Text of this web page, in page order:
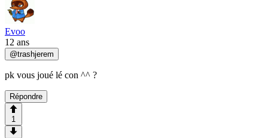
Evoo
12 ans
@trashjerem
pk vous joué lé con ^^ ?
Répondre
1